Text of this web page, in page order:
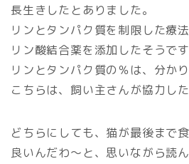
長生きしたとありました。
リンとタンパク質を制限した療
リン酸結合薬を添加したそうです
リンとタンパク質の％は、分か
こちらは、飼い主さんが協力した
どちらにしても、猫が最後まで
良いんだわ～と、思いながら読